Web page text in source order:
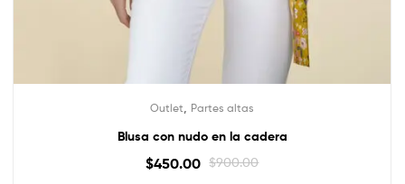
Outlet Partes altas
Blusa con nudo en la cadera
$900.00
$450.00